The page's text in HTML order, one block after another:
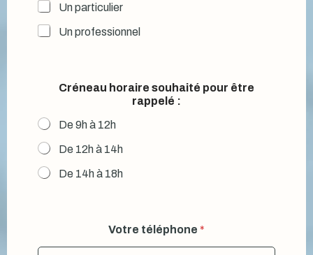
Un particulier
Un professionnel
Créneau horaire souhaité pour être
rappelé :
De 9h à 12h
De 12h à 14h
De 14h à 18h
Votre téléphone *